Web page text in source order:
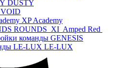
DUSTY
VOID
XP Academy
ROUNDS XI Amped Red
LE-LUX